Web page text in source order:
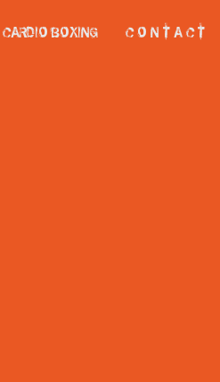
CARDIO BOXING C O N T A C T